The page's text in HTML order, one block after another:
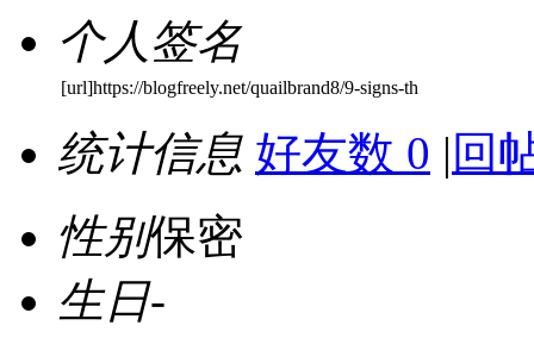
个人签名
[url]https://blogfreely.net/quailbrand8/9-signs-th
统计信息 好友数 0 | 回
性别保密
生日-